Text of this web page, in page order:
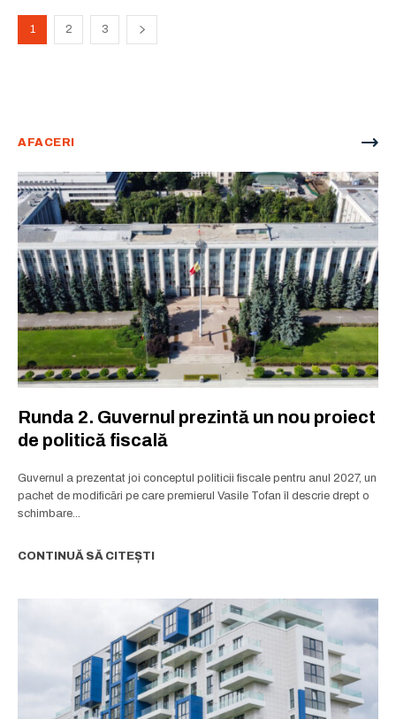
Rămâi conectat la lumea afacerilor și
a ideilor care inspiră.
Abonează-te la newsletterul The List și citește știrile altfel.
Rămâi conectat la lumea afacerilor și
a ideilor care inspiră.
Abonează-te la newsletterul The List și citește știrile altfel.
Rămâi conectat la lumea afacerilor și
a ideilor care inspiră.
Abonează-te la newsletterul The List și citește știrile altfel.
1 2 3
AFACERI
Runda 2. Guvernul prezintă un nou proiect
de politică fiscală
Guvernul a prezentat joi conceptul politicii fiscale pentru anul 2027, un
pachet de modificări pe care premierul Vasile Tofan îl descrie drept o
schimbare...
CONTINUĂ SĂ CITEȘTI